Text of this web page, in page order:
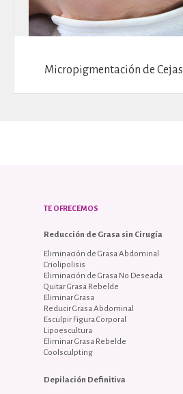
Micropigmentación de Cejas
TE OFRECEMOS
Reducción de Grasa sin Cirugía
Eliminación de Grasa Abdominal
Criolipolisis
Eliminación de Grasa No Deseada
Quitar Grasa Rebelde
Eliminar Grasa
Reducir Grasa Abdominal
Esculpir Figura Corporal
Lipoescultura
Eliminar Grasa Rebelde
Coolsculpting
Depilación Definitiva